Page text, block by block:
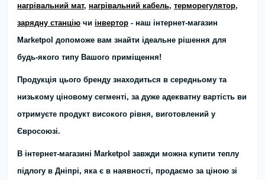
нагрівальний мат, нагрівальний кабель, терморегулятор,
зарядну станцію чи інвертор - наш інтернет-магазин
Marketpol допоможе вам знайти ідеальне рішення для
будь-якого типу Вашого приміщення!
Продукція цього бренду знаходиться в середньому та
низькому ціновому сегменті, за дуже адекватну вартість ви
отримуєте продукт високого рівня, виготовлений у
Євросоюзі.
В інтернет-магазині Marketpol завжди можна купити теплу
підлогу в Дніпрі, яка є в наявності, продаємо за ціною зі